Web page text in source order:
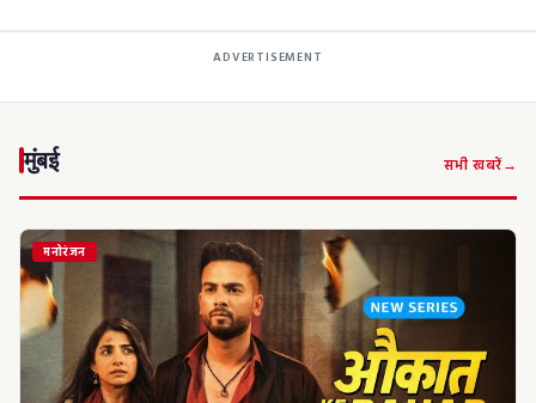
ADVERTISEMENT
मुंबई सभी खबरें
मनोरंजन